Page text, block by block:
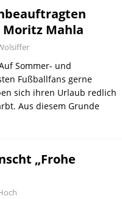
Mahla
Sommer- und
Fußballfans gerne
sich ihren Urlaub redlich
Aus diesem Grunde
„Frohe